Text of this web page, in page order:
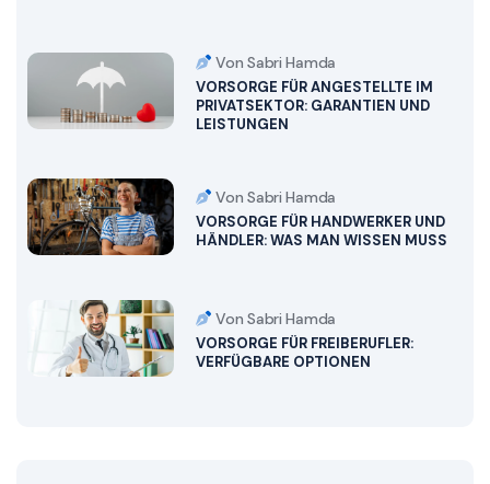
Von Sabri Hamda
VORSORGE FÜR ANGESTELLTE IM
PRIVATSEKTOR: GARANTIEN UND
LEISTUNGEN
Von Sabri Hamda
VORSORGE FÜR HANDWERKER UND
HÄNDLER: WAS MAN WISSEN MUSS
Von Sabri Hamda
VORSORGE FÜR FREIBERUFLER:
VERFÜGBARE OPTIONEN